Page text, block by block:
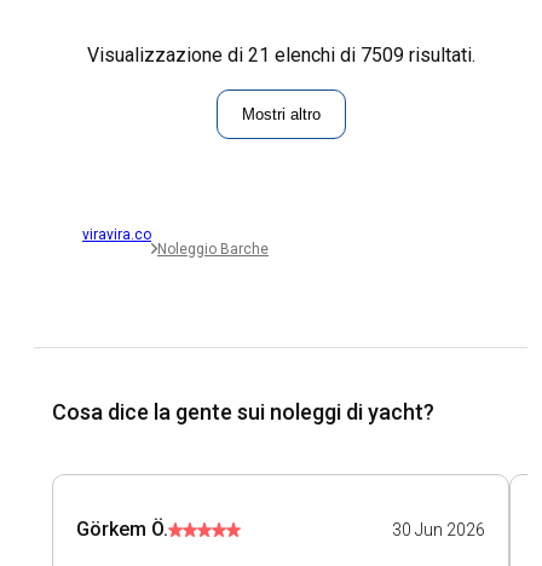
Visualizzazione di 21 elenchi di 7509 risultati.
Mostri altro
viravira.co
Noleggio Barche
Cosa dice la gente sui noleggi di yacht?
Görkem Ö. 30 Jun 2026